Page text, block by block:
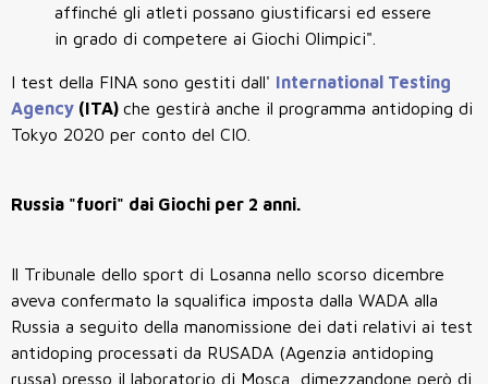
affinché gli atleti possano giustificarsi ed essere
in grado di competere ai Giochi Olimpici".
I test della FINA sono gestiti dall' International Testing
Agency (ITA) che gestirà anche il programma antidoping di
Tokyo 2020 per conto del CIO.
Russia "fuori" dai Giochi per 2 anni.
Il Tribunale dello sport di Losanna nello scorso dicembre
aveva confermato la squalifica imposta dalla WADA alla
Russia a seguito della manomissione dei dati relativi ai test
antidoping processati da RUSADA (Agenzia antidoping
russa) presso il laboratorio di Mosca, dimezzandone però di